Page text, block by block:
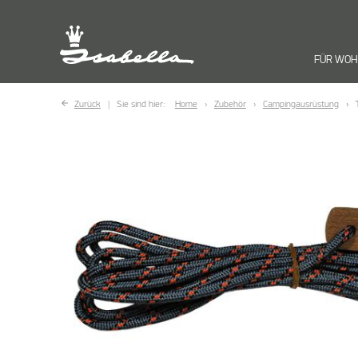
FÜR
Zurück Sie sind hier: Home Zubehör Campingausrüstung